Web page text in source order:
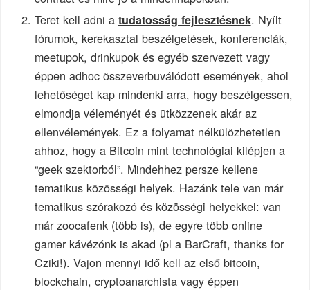
Teret kell adni a tudatosság fejlesztésnek. Nyílt
fórumok, kerekasztal beszélgetések, konferenciák,
meetupok, drinkupok és egyéb szervezett vagy
éppen adhoc összeverbuválódott események, ahol
lehetőséget kap mindenki arra, hogy beszélgessen,
elmondja véleményét és ütközzenek akár az
ellenvélemények. Ez a folyamat nélkülözhetetlen
ahhoz, hogy a Bitcoin mint technológiai kilépjen a
“geek szektorból”. Mindehhez persze kellene
tematikus közösségi helyek. Hazánk tele van már
tematikus szórakozó és közösségi helyekkel: van
már zoocafenk (több is), de egyre több online
gamer kávézónk is akad (pl a BarCraft, thanks for
Cziki!). Vajon mennyi idő kell az első bitcoin,
blockchain, cryptoanarchista vagy éppen